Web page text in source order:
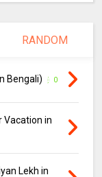
RANDOM
in Bengali) 0
Vacation in
Lekh in